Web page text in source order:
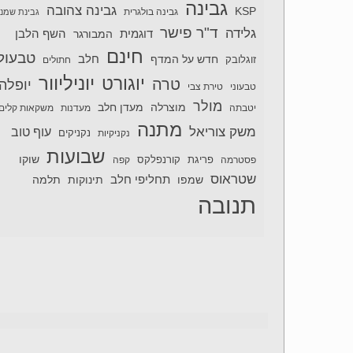
KSP גבינה גבינה בולגרית גבינה צהובה גבינת
גלידה ד"ר פישר דוגמית המבורגר השף הלבן
זוגלובק חדש על המדף חינם חלב חתולים
טבעוני טירת צבי טרה יוגורט יוניליוור
יטבתה מולר מוצרלה מעדן חלב מעדנות משקאות
משק צוריאל מתנה נקניקיות נקניקים עוף טוב
פסטרמה פריגת קורנפלקס קפה שבועות שוקו
שטראוס שמפו תחליפי חלב תינוקות תלמה
תנובה